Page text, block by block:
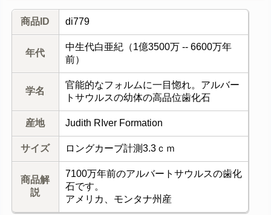
商品ID di779
年代
中生代白亜紀（1億3500万 -- 6600万年
前）
学名
官能的なフォルムに一目惚れ。アルバー
トサウルスの幼体の高品位歯化石
産地 Judith RIver Formation
サイズ ロングカーブ計測3.3ｃｍ
商品解
説
7100万年前のアルバートサウルスの歯化
石です。
アメリカ、モンタナ州産